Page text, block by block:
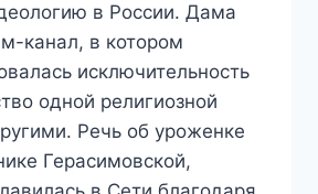
в России. Дама
канал, в котором
исключительность
одной религиозной
Речь об уроженке
Герасимовской,